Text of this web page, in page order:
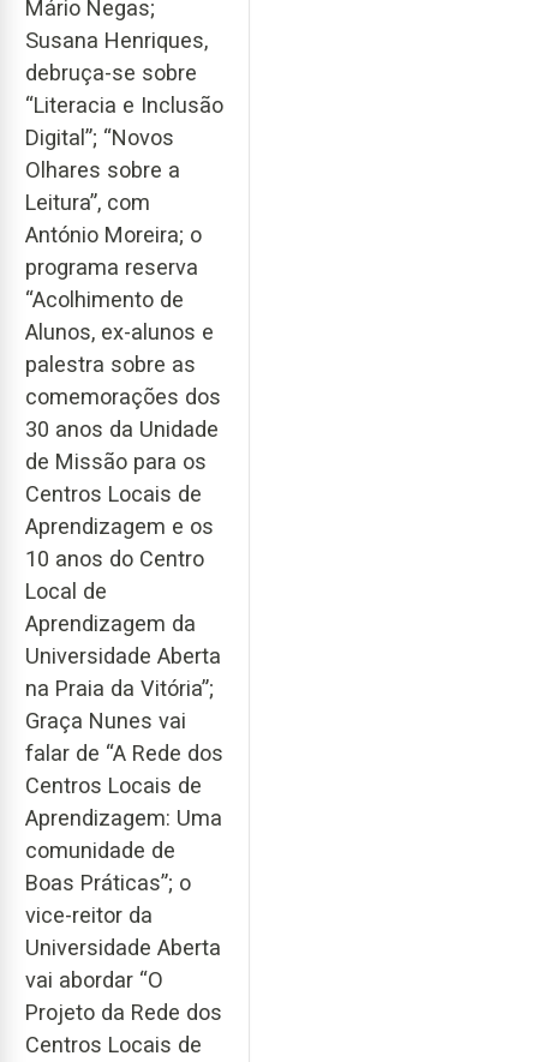
Mário Negas;
Susana Henriques,
debruça-se sobre
“Literacia e Inclusão
Digital”; “Novos
Olhares sobre a
Leitura”, com
António Moreira; o
programa reserva
“Acolhimento de
Alunos, ex-alunos e
palestra sobre as
comemorações dos
30 anos da Unidade
de Missão para os
Centros Locais de
Aprendizagem e os
10 anos do Centro
Local de
Aprendizagem da
Universidade Aberta
na Praia da Vitória”;
Graça Nunes vai
falar de “A Rede dos
Centros Locais de
Aprendizagem: Uma
comunidade de
Boas Práticas”; o
vice-reitor da
Universidade Aberta
vai abordar “O
Projeto da Rede dos
Centros Locais de